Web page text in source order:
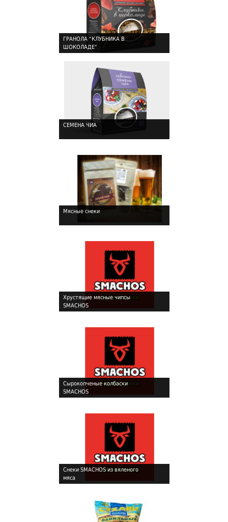
ГРАНОЛА "КЛУБНИКА В
ШОКОЛАДЕ"
СЕМЕНА ЧИА
Мясные снеки
Хрустящие мясные чипсы
SMACHOS
Cырокопченые колбаски
SMACHOS
Снеки SMACHOS из вяленого
мяса